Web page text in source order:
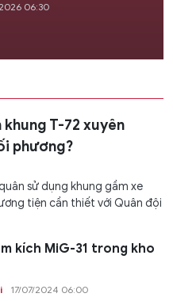
06:30
T-72 xuyên
phương?
sử dụng khung gầm xe
tiện cần thiết với Quân đội
kích MiG-31 trong kho
17/07/2024 06:00